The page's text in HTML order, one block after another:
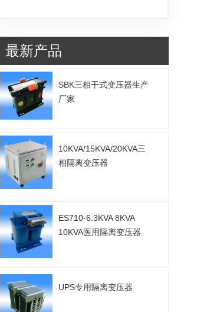
最新产品
SBK三相干式变压器生产
厂家
10KVA/15KVA/20KVA三
相隔离变压器
ES710-6.3KVA 8KVA
10KVA医用隔离变压器
UPS专用隔离变压器